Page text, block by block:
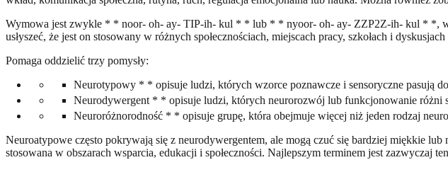
Wymowa jest zwykle * * noor- oh- ay- TIP-ih- kul * * lub * * nyoor- oh- ay- ZZP2Z-ih- kul * *, w
usłyszeć, że jest on stosowany w różnych społecznościach, miejscach pracy, szkołach i
Pomaga oddzielić trzy pomysły:
Neurotypowy * * opisuje ludzi, których wzorce poznawcze i sensoryczne pasują
Neurodywergent * * opisuje ludzi, których neurorozwój lub funkcjonowanie różni
Neuroróżnorodność * * opisuje grupę, która obejmuje więcej niż jeden rodzaj
Neuroatypowe często pokrywają się z neurodywergentem, ale mogą czuć się bardziej miękkie
stosowana w obszarach wsparcia, edukacji i społeczności. Najlepszym terminem jest zazwyczaj